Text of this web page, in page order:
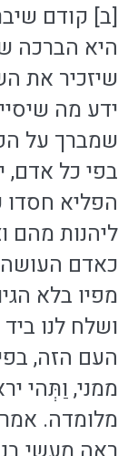
[ב] קודם
היא הברכה
שיזכיר את
ידע מה
שמברך על
בפי כל אדם,
הפליא חסדו
ליהנות מהם
כאדם העושה
מפיו בלא
ושלח לנו
העם הזה,
ממני, וַתְּהי
מלומדה.